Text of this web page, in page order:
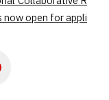
now open for appli